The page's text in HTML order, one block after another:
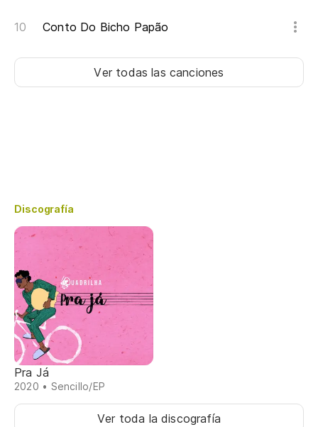
Conto Do Bicho Papão
Ver todas las canciones
Discografía
Pra Já
2020 • Sencillo/EP
Ver toda la discografía